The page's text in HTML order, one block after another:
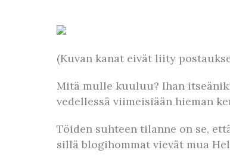
(Kuvan kanat eivät liity
Mitä mulle kuuluu? Ihan
vedellessä viimeisiään hieman
Töiden suhteen tilanne on se,
sillä blogihommat vievät mua